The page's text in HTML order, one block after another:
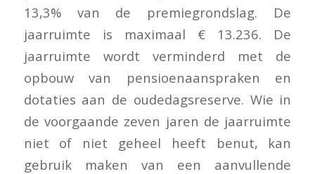
13,3% van de premiegrondslag. De
jaarruimte is maximaal € 13.236. De
jaarruimte wordt verminderd met de
opbouw van pensioenaanspraken en
dotaties aan de oudedagsreserve. Wie in
de voorgaande zeven jaren de jaarruimte
niet of niet geheel heeft benut, kan
gebruik maken van een aanvullende